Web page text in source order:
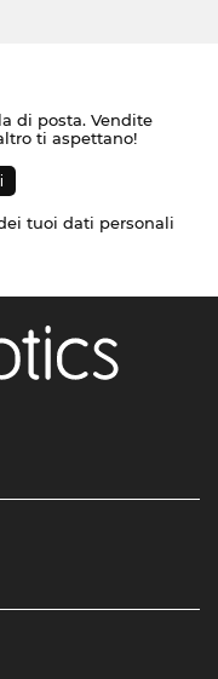
di posta. Vendite
ti aspettano!
tuoi dati personali